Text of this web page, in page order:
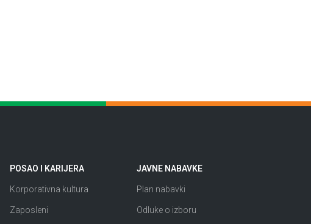
POSAO I KARIJERA
Korporativna kultura
Zaposleni
JAVNE NABAVKE
Plan nabavki
Odluke o izboru